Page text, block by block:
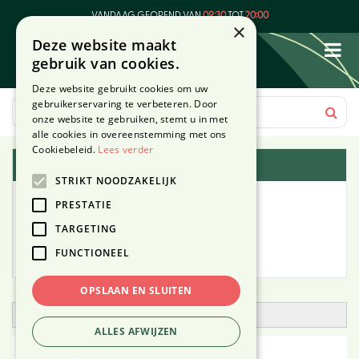
VANDAAG GEOPEND VAN09:30TOT20:00
Open zoekfilter
×
Deze website maakt
gebruik van cookies.
Deze website gebruikt cookies om uw
gebruikerservaring te verbeteren. Door
onze website te gebruiken, stemt u in met
alle cookies in overeenstemming met ons
Cookiebeleid. Lees verder
STRIKT NOODZAKELIJK
PRESTATIE
TARGETING
FUNCTIONEEL
OPSLAAN EN SLUITEN
ALLES AFWIJZEN